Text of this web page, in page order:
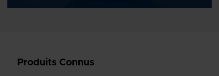
Produits Connus